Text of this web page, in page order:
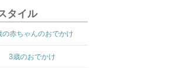
タイル
の赤ちゃんのおでかけ
3歳のおでかけ